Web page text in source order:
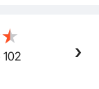
en
】 -